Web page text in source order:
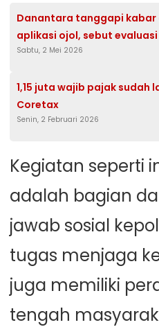
Danantara tanggapi kabar
aplikasi ojol, sebut
peluang
Sabtu, 2 Mei 2026
1,15 juta wajib pajak sudah
Coretax
Senin, 2 Februari 2026
Kegiatan seperti
adalah bagian
jawab sosial
tugas menjaga
juga memiliki
tengah